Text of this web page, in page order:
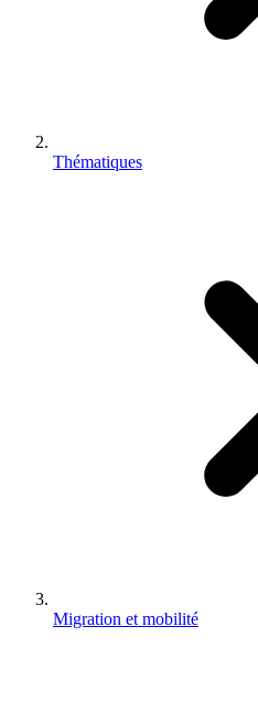
Thématiques
Migration et mobilité